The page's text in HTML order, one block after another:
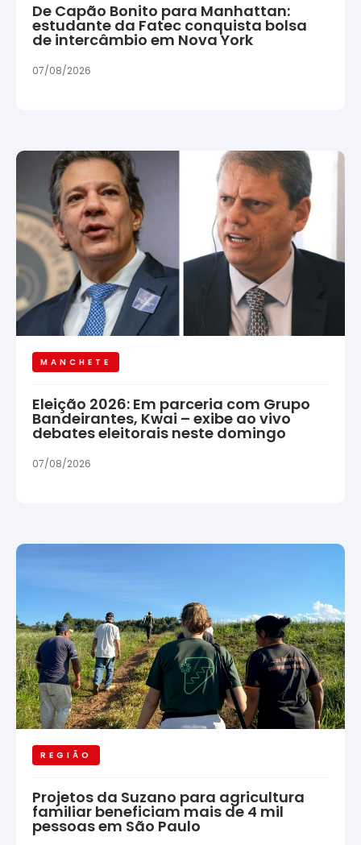
De Capão Bonito para Manhattan:
estudante da Fatec conquista bolsa
de intercâmbio em Nova York
07/08/2026
MANCHETE
Eleição 2026: Em parceria com Grupo
Bandeirantes, Kwai – exibe ao vivo
debates eleitorais neste domingo
07/08/2026
REGIÃO
Projetos da Suzano para agricultura
familiar beneficiam mais de 4 mil
pessoas em São Paulo